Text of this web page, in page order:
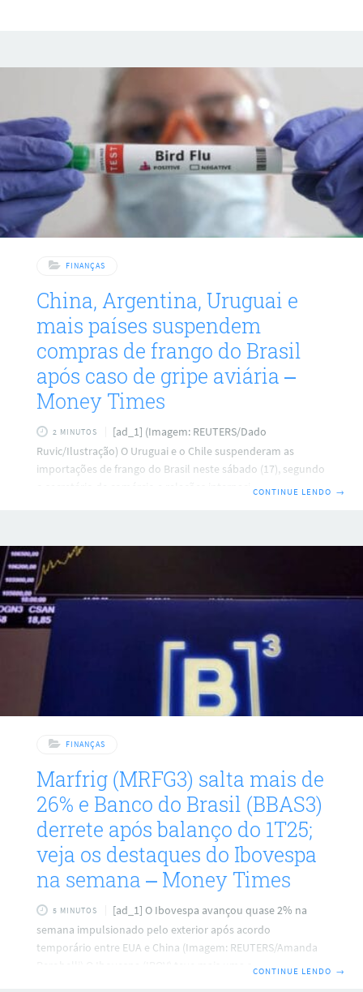
FINANÇAS
China, Argentina, Uruguai e
mais países suspendem
compras de frango do Brasil
após caso de gripe aviária –
Money Times
2 MINUTOS
[ad_1] (Imagem: REUTERS/Dado
Ruvic/Ilustração) O Uruguai e o Chile suspenderam as
importações de frango do Brasil neste sábado (17), segundo
o secretário de comércio e relações internacionais do
caso de vírus da gripe aviária de alta patogenicidade (IAAP)
em matrizeiro de aves comerciais localizado no município
de Montenegro (RS). Além disso,
CONTINUE LENDO →
FINANÇAS
Marfrig (MRFG3) salta mais de
26% e Banco do Brasil (BBAS3)
derrete após balanço do 1T25;
veja os destaques do Ibovespa
na semana – Money Times
5 MINUTOS
[ad_1] O Ibovespa avançou quase 2% na
semana impulsionado pelo exterior após acordo
temporário entre EUA e China (Imagem: REUTERS/Amanda
Perobelli) O Ibovespa (IBOV) teve mais uma semana positiva
CONTINUE LENDO →